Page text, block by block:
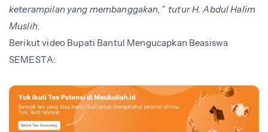
keterampilan yang membanggakan,” tutur H. Abdul Halim
Muslih.
Berikut video Bupati Bantul Mengucapkan Beasiswa
SEMESTA: